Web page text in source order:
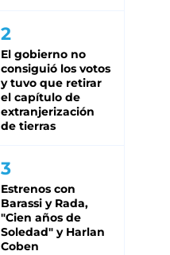
El gobierno no
consiguió los votos
y tuvo que retirar
el capítulo de
extranjerización
de tierras
Estrenos con
Barassi y Rada,
"Cien años de
Soledad" y Harlan
Coben